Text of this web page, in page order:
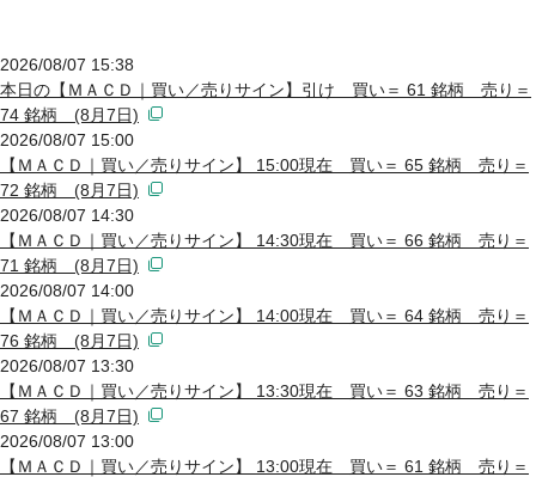
2026/08/07 15:38
本日の【ＭＡＣＤ｜買い／売りサイン】引け 買い＝ 61 銘柄 売り＝
74 銘柄 (8月7日)
2026/08/07 15:00
【ＭＡＣＤ｜買い／売りサイン】 15:00現在 買い＝ 65 銘柄 売り＝
72 銘柄 (8月7日)
2026/08/07 14:30
【ＭＡＣＤ｜買い／売りサイン】 14:30現在 買い＝ 66 銘柄 売り＝
71 銘柄 (8月7日)
2026/08/07 14:00
【ＭＡＣＤ｜買い／売りサイン】 14:00現在 買い＝ 64 銘柄 売り＝
76 銘柄 (8月7日)
2026/08/07 13:30
【ＭＡＣＤ｜買い／売りサイン】 13:30現在 買い＝ 63 銘柄 売り＝
67 銘柄 (8月7日)
2026/08/07 13:00
【ＭＡＣＤ｜買い／売りサイン】 13:00現在 買い＝ 61 銘柄 売り＝